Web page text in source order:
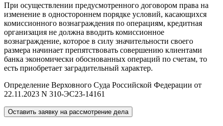
При осуществлении предусмотренного договором права на
изменение в одностороннем порядке условий, касающихся
комиссионного вознаграждения по операциям, кредитная
организация не должна вводить комиссионное
вознаграждение, которое в силу значительности своего
размера начинает препятствовать совершению клиентами
банка экономически обоснованных операций по счетам, то
есть приобретает заградительный характер.
Определение Верховного Суда Российской Федерации от
22.11.2023 N 310-ЭС23-14161
Оставить заявку на рассмотрение дела